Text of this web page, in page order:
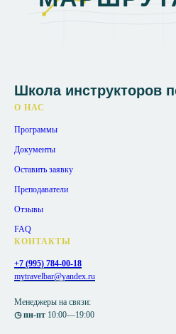
Школа инструкторов
О НАС
Программы
Документы
Оставить заявку
Преподаватели
Отзывы
FAQ
КОНТАКТЫ
+7 (995) 784-00-18
mytravelbar@yandex.ru
Менеджеры на связи:
◷ пн-пт 10:00—19:00